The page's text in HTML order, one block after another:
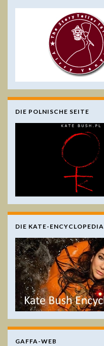
DIE POLNISCHE SEITE
DIE KATE-ENCYCLOPEDIA
GAFFA-WEB